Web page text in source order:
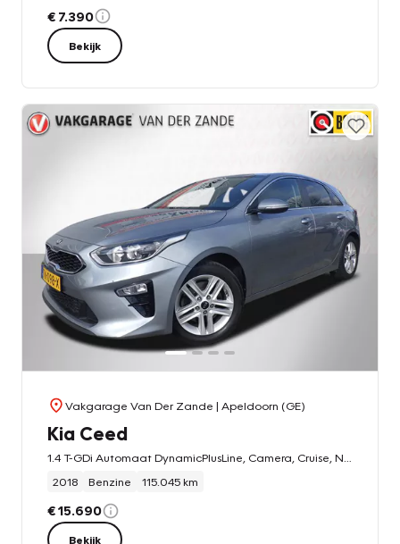
€ 7.390
Bekijk
Vakgarage Van Der Zande | Apeldoorn (GE)
Kia Ceed
2018
Benzine 115.045 km
€ 15.690
Bekijk